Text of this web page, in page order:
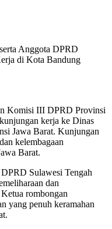
Anggota DPRD
di Kota Bandung
Komisi III DPRD Provinsi
kerja ke Dinas
Jawa Barat. Kunjungan
kelembagaan
Barat.
Sulawesi Tengah
dan
rombongan
yang penuh keramahan